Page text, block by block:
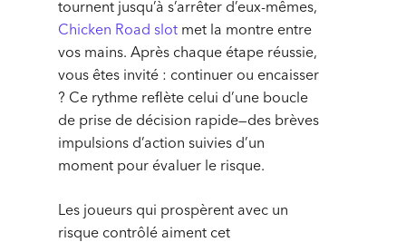
tournent jusqu’à s’arrêter d’eux-mêmes,
Chicken Road slot met la montre entre
vos mains. Après chaque étape réussie,
vous êtes invité : continuer ou encaisser
? Ce rythme reflète celui d’une boucle
de prise de décision rapide—des brèves
impulsions d’action suivies d’un
moment pour évaluer le risque.
Les joueurs qui prospèrent avec un
risque contrôlé aiment cet